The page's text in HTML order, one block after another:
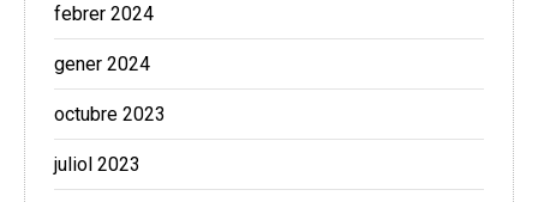
febrer 2024
gener 2024
octubre 2023
juliol 2023